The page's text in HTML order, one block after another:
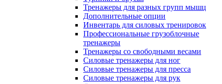
Тренажеры для разных групп мышц
Дополнительные опции
Инвентарь для силовых тренировок
Профессиональные грузоблочные
тренажеры
Тренажеры со свободными весами
Силовые тренажеры для ног
Силовые тренажеры для пресса
Силовые тренажеры для рук